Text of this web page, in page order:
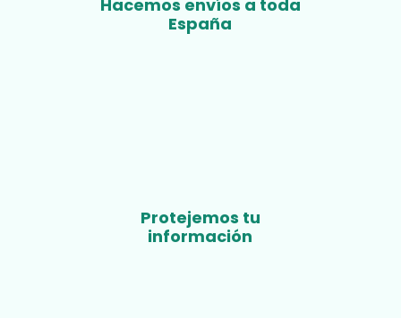
Hacemos envíos a toda
España
Protejemos tu
información